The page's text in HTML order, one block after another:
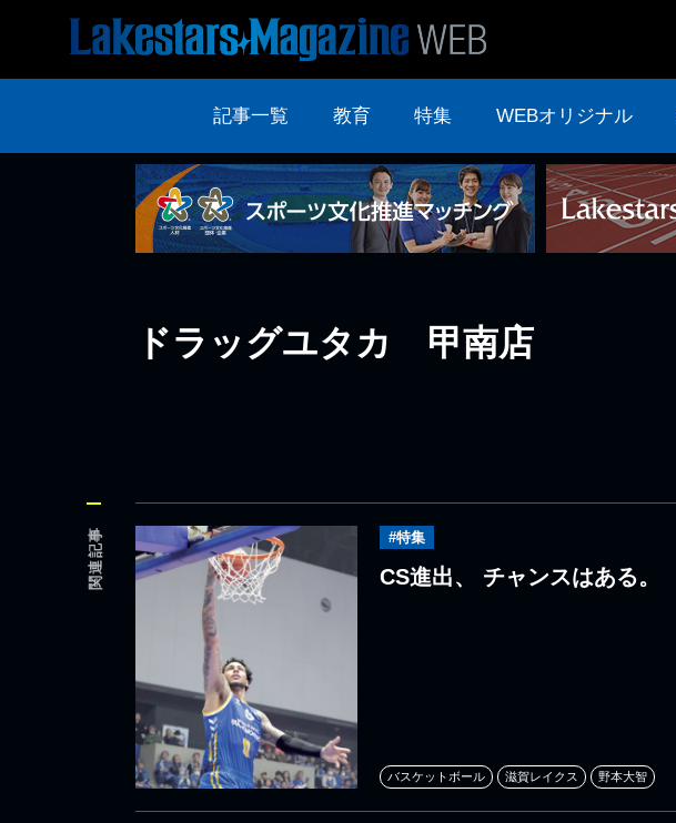
記事一覧 教育 特集 WEBオリジナル
ドラッグユタカ 甲南店
関連記事 #特集
CS進出、 チャンスはある。
バスケットボール 滋賀レイクス 野本大智